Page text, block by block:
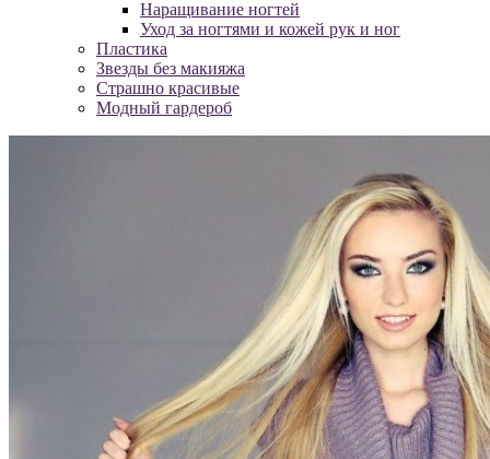
Наращивание ногтей
Уход за ногтями и кожей рук и ног
Пластика
Звезды без макияжа
Страшно красивые
Модный гардероб